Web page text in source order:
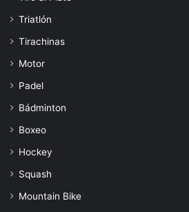
Triatlón
Tirachinas
Motor
Padel
Bádminton
Boxeo
Hockey
Squash
Mountain Bike